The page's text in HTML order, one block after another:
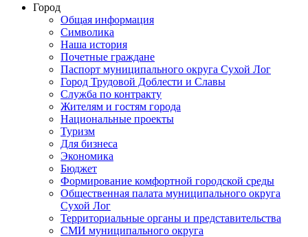
Город
Общая информация
Символика
Наша история
Почетные граждане
Паспорт муниципального округа Сухой Лог
Город Трудовой Доблести и Славы
Служба по контракту
Жителям и гостям города
Национальные проекты
Туризм
Для бизнеса
Экономика
Бюджет
Формирование комфортной городской среды
Общественная палата муниципального округа
Сухой Лог
Территориальные органы и представительства
СМИ муниципального округа